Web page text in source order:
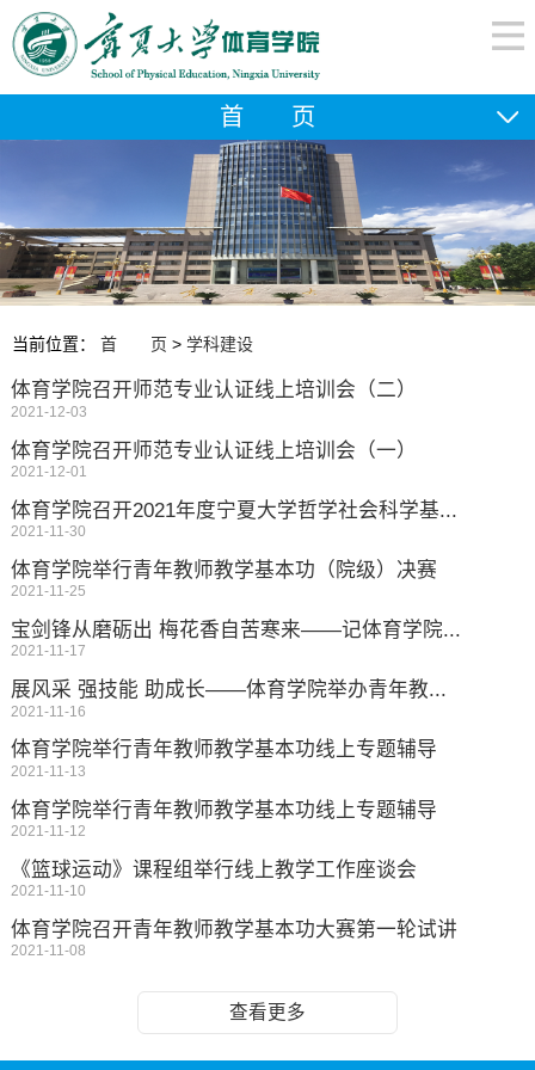
首 页
当前位置： 首 页 > 学科建设
体育学院召开师范专业认证线上培训会（二）
2021-12-03
体育学院召开师范专业认证线上培训会（一）
2021-12-01
体育学院召开2021年度宁夏大学哲学社会科学基...
2021-11-30
体育学院举行青年教师教学基本功（院级）​决赛
2021-11-25
宝剑锋从磨砺出 梅花香自苦寒来——记体育学院...
2021-11-17
展风采 强技能 助成长——体育学院举办青年教...
2021-11-16
体育学院举行青年教师教学基本功线上专题辅导
2021-11-13
体育学院举行青年教师教学基本功线上专题辅导
2021-11-12
《篮球运动》课程组举行线上教学工作座谈会
2021-11-10
体育学院召开青年教师教学基本功大赛第一轮试讲
2021-11-08
查看更多